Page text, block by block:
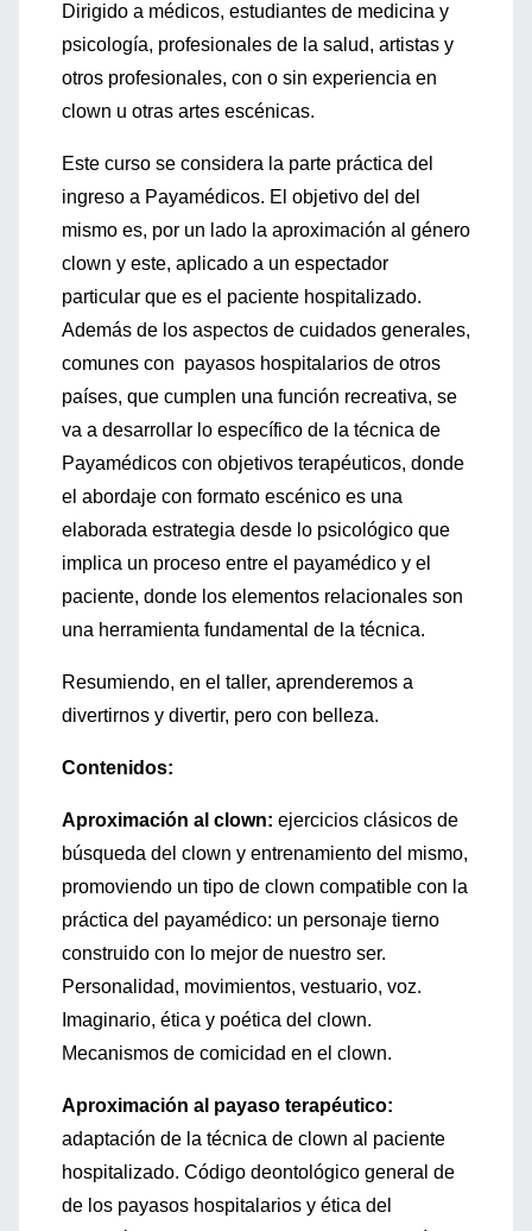
Dirigido a médicos, estudiantes de medicina y
psicología, profesionales de la salud, artistas y
otros profesionales, con o sin experiencia en
clown u otras artes escénicas.
Este curso se considera la parte práctica del
ingreso a Payamédicos. El objetivo del del
mismo es, por un lado la aproximación al género
clown y este, aplicado a un espectador
particular que es el paciente hospitalizado.
Además de los aspectos de cuidados generales,
comunes con payasos hospitalarios de otros
países, que cumplen una función recreativa, se
va a desarrollar lo específico de la técnica de
Payamédicos con objetivos terapéuticos, donde
el abordaje con formato escénico es una
elaborada estrategia desde lo psicológico que
implica un proceso entre el payamédico y el
paciente, donde los elementos relacionales son
una herramienta fundamental de la técnica.
Resumiendo, en el taller, aprenderemos a
divertirnos y divertir, pero con belleza.
Contenidos:
Aproximación al clown: ejercicios clásicos de
búsqueda del clown y entrenamiento del mismo,
promoviendo un tipo de clown compatible con la
práctica del payamédico: un personaje tierno
construido con lo mejor de nuestro ser.
Personalidad, movimientos, vestuario, voz.
Imaginario, ética y poética del clown.
Mecanismos de comicidad en el clown.
Aproximación al payaso terapéutico:
adaptación de la técnica de clown al paciente
hospitalizado. Código deontológico general de
de los payasos hospitalarios y ética del